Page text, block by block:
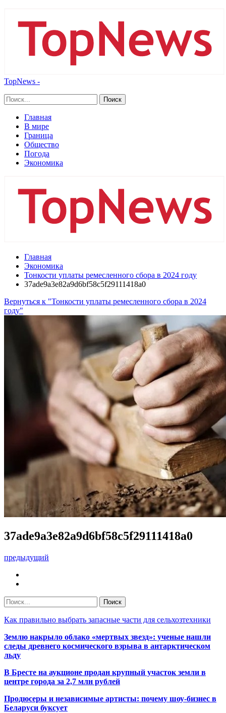
TopNews -
Главная
В мире
Граница
Общество
Погода
Экономика
Главная
Экономика
Тонкости уплаты ремесленного сбора в 2024 году
37ade9a3e82a9d6bf58c5f29111418a0
Вернуться к "Тонкости уплаты ремесленного сбора в 2024
году"
37ade9a3e82a9d6bf58c5f29111418a0
предыдущий
Как правильно выбрать запасные части для сельхозтехники
Землю накрыло облако «мертвых звезд»: ученые нашли
следы древнего космического взрыва в антарктическом
льду
В Бресте на аукционе продан крупный участок земли в
центре города за 2,7 млн рублей
Продюсеры и независимые артисты: почему шоу-бизнес в
Беларуси буксует